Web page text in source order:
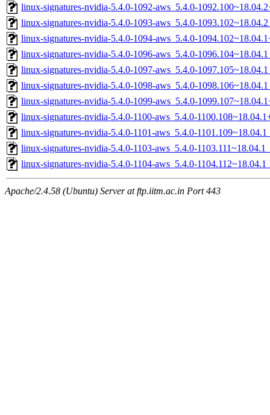
linux-signatures-nvidia-5.4.0-1092-aws_5.4.0-
linux-signatures-nvidia-5.4.0-1093-aws_5.4.0-
linux-signatures-nvidia-5.4.0-1094-aws_5.4.0-
linux-signatures-nvidia-5.4.0-1096-aws_5.4.0-
linux-signatures-nvidia-5.4.0-1097-aws_5.4.0-
linux-signatures-nvidia-5.4.0-1098-aws_5.4.0-
linux-signatures-nvidia-5.4.0-1099-aws_5.4.0-
linux-signatures-nvidia-5.4.0-1100-aws_5.4.0-
linux-signatures-nvidia-5.4.0-1101-aws_5.4.0-
linux-signatures-nvidia-5.4.0-1103-aws_5.4.0-
linux-signatures-nvidia-5.4.0-1104-aws_5.4.0-
Apache/2.4.58 (Ubuntu) Server at ftp.iitm.ac.in Port 443